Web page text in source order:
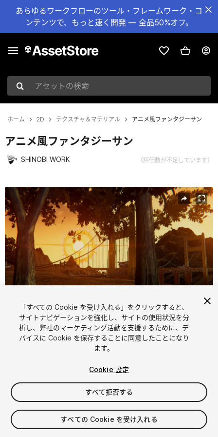
あらゆるワークフローのツール・フレームワーク・コ
ンテンツで、もっと速く開発 — 全品50%オフ。
アセットの検索
ホーム 2D テクスチャ＆マテリアル アニメ風ファンタジーサン
アニメ風ファンタジーサン
SHINOBI WORK （評価数が不足しています）
現在のスライド：1 / 3
1 /3
$7.99
消費税は決済時に計算されます
「すべての Cookie を受け入れる」をクリックすると、
サイトナビゲーションを強化し、サイトの使用状況を分
析し、弊社のマーケティング活動を支援するために、デ
バイスに Cookie を保存することに同意したことになり
ます。
Cookie 設定
すべて拒否する
すべての Cookie を受け入れる